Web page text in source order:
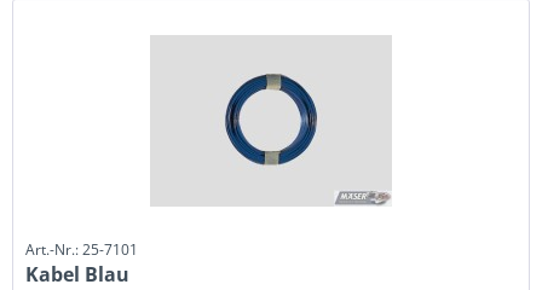
Art.-Nr.: 25-7101
Kabel Blau